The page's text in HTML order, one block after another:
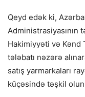
Qeyd edək ki,
Administrasiyasının
Hakimiyyəti və Kənd
tələbatı nəzərə
satış yarmarkaları
küçəsində təşkil